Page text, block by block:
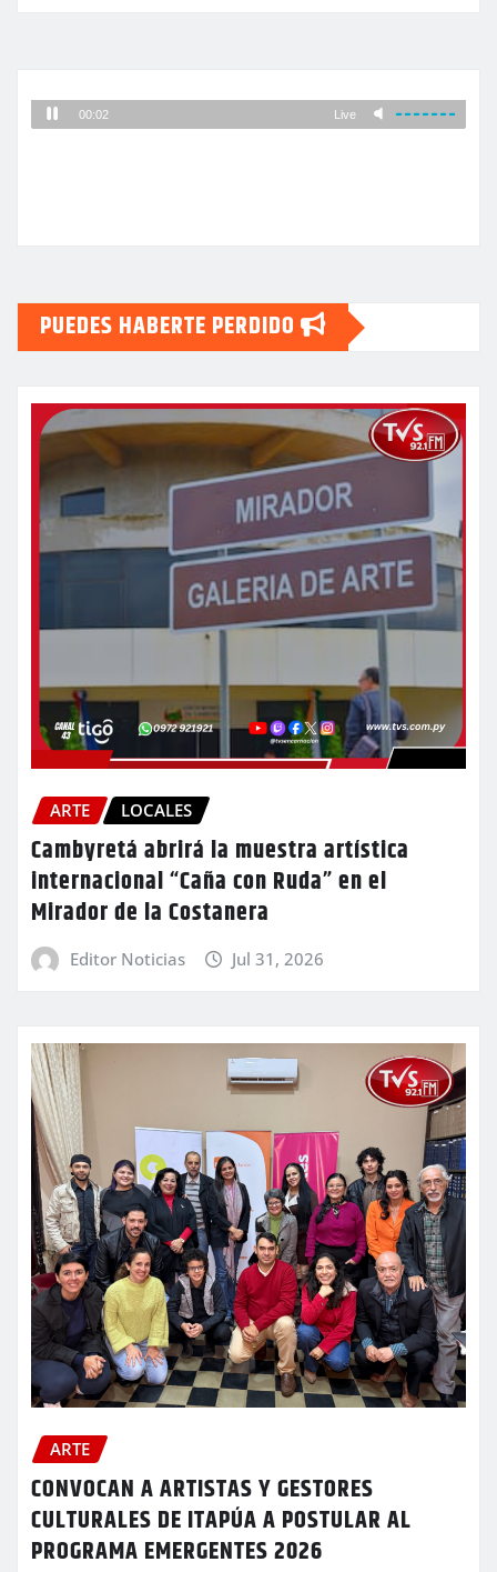
PUEDES HABERTE PERDIDO
ARTE LOCALES
Cambyretá abrirá la muestra artística
internacional “Caña con Ruda” en el
Mirador de la Costanera
Editor Noticias Jul 31, 2026
ARTE
CONVOCAN A ARTISTAS Y GESTORES
CULTURALES DE ITAPÚA A POSTULAR AL
PROGRAMA EMERGENTES 2026